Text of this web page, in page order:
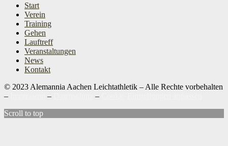
Start
Verein
Training
Gehen
Lauftreff
Veranstaltungen
News
Kontakt
© 2023 Alemannia Aachen Leichtathletik – Alle Rechte vorbehalten
–
– –
Scroll to top